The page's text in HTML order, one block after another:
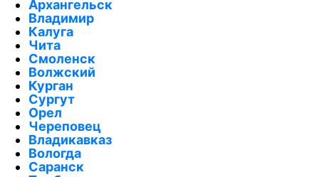
Архангельск
Владимир
Калуга
Чита
Смоленск
Волжский
Курган
Сургут
Орел
Череповец
Владикавказ
Вологда
Саранск